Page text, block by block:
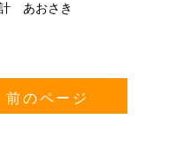
あおさき
前のページ